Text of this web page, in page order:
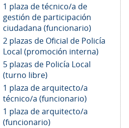
1 plaza de técnico/a de
gestión de participación
ciudadana (funcionario)
2 plazas de Oficial de Policía
Local (promoción interna)
5 plazas de Policía Local
(turno libre)
1 plaza de arquitecto/a
técnico/a (funcionario)
1 plaza de arquitecto/a
(funcionario)